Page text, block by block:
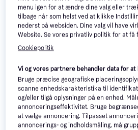
Calvin Klein Tall Boxer Trunks
3-pack
Underbukser, Boxershorts tights,
Ensfarvet, Materiale:
Elastan/Lycra/Spandex, Bomuld,
Stretch
232 kr.
2 butikker
100
Eller 3
9+
menu igen for at ændre dine valg eller
tilbage når som helst ved at klikke
nederst på websiden. Dine valg vil have
Website. Se vores privatliv politik for at få
Cookiepolitik
Vi og vores partnere behandler data for at
Bruge præcise geografiske
scanne enhedskarakteristika til
og/eller tilgå oplysninger på en enhed.
annonceringseffektivitet. Bruge
at vælge annoncering. Tilpasset
annoncerings- og indholdsmåling,